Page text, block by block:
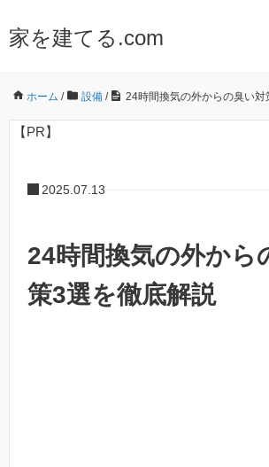
家を建てる.com
ホーム / 設備 / 24時間換気の外からの臭い
【PR】
2025.07.13
24時間換気の外から
策3選を徹底解説